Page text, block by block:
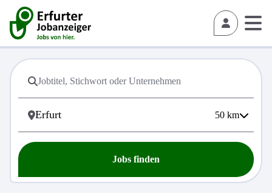
50 km
Jobs finden